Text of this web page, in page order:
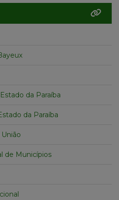
da Paraíba
da Paraíba
de Municípios